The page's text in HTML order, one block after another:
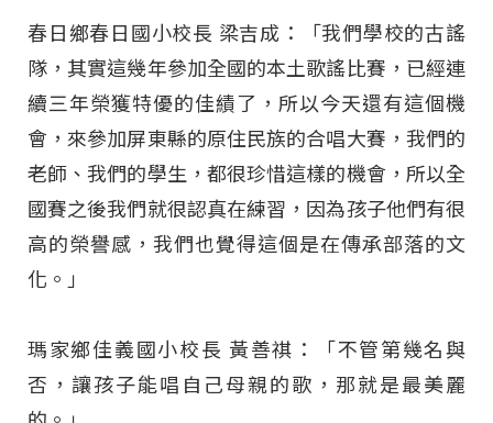
春日鄉春日國小校長 梁吉成：「我們學校的古謠
隊，其實這幾年參加全國的本土歌謠比賽，已經連
續三年榮獲特優的佳績了，所以今天還有這個機
會，來參加屏東縣的原住民族的合唱大賽，我們的
老師、我們的學生，都很珍惜這樣的機會，所以全
國賽之後我們就很認真在練習，因為孩子他們有很
高的榮譽感，我們也覺得這個是在傳承部落的文
化。」
瑪家鄉佳義國小校長 黃善祺：「不管第幾名與
否，讓孩子能唱自己母親的歌，那就是最美麗